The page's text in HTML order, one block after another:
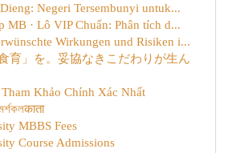
Negeri Tersembunyi untuk...
MB · Lô VIP Chuẩn: Phân tích d...
Wirkungen und Risiken i...
育」を。妥協なきこだわりが生ん
Khảo Chính Xác Nhất
MBBS Fees
Course Admissions